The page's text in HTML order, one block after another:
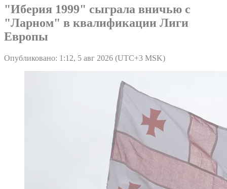
"Иберия 1999" сыграла вничью с
"Ларном" в квалификации Лиги
Европы
Опубликовано: 1:12, 5 авг 2026 (UTC+3 MSK)